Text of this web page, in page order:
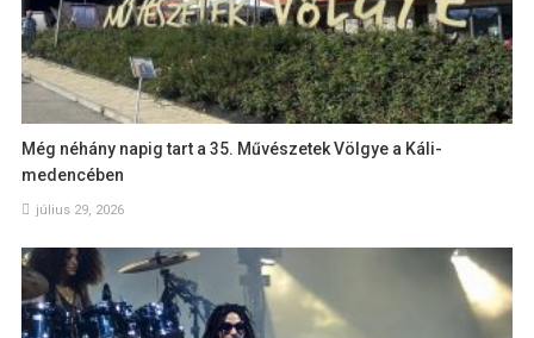
Még néhány napig tart a 35. Művészetek Völgye a Káli-
medencében
július 29, 2026